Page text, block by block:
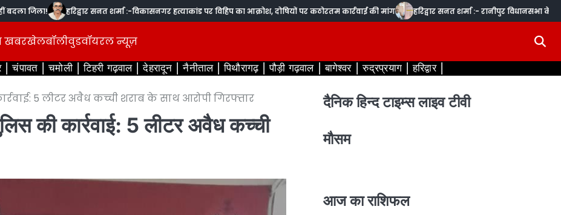
हरिद्वार सनत शर्मा :-विकासनगर हत्याकांड पर विहिप का आक्रोश, दोषियों पर कठोरतम कार्रवाई की मांग हरिद्वार सनत शर्मा :- रानीपुर विधानसभा के केशव
खबरखेलबॉलीवुडवॉयरल न्यूज़
चंपावत चमोली टिहरी गढ़वाल देहरादून नैनीताल पिथौरागढ़ पौड़ी गढ़वाल बागेश्वर रुद्रप्रयाग हरिद्वार
5 लीटर अवैध कच्ची शराब के साथ आरोपी गिरफ्तार
की कार्रवाई: 5 लीटर अवैध कच्ची
दैनिक हिन्द टाइम्स लाइव टीवी
मौसम
आज का राशिफल